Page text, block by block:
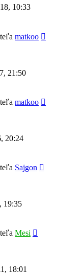
10:33
matkoo
21:50
matkoo
20:24
Sajgon
19:35
Mesi
18:01